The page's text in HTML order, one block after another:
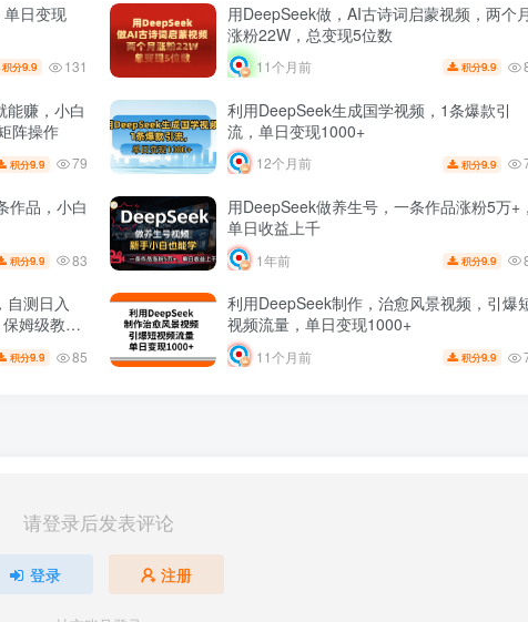
日变现
积分9.9 131
用DeepSeek做，AI古诗词启蒙视频，两个月
涨粉22W，总变现5位数
11个月前 积分9.9
能赚，小白
日入100-1000+ 可矩阵操作
积分9.9 79
利用DeepSeek生成国学视频，1条爆款引
流，单日变现1000+
12个月前 积分9.9
作品，小白
积分9.9 83
用DeepSeek做养生号，一条作品涨粉5万+，
单日收益上千
1年前 积分9.9
自测日入
姆级教程
积分9.9 85
利用DeepSeek制作，治愈风景视频，引爆
视频流量，单日变现1000+
11个月前 积分9.9
请登录后发表评论
登录 注册